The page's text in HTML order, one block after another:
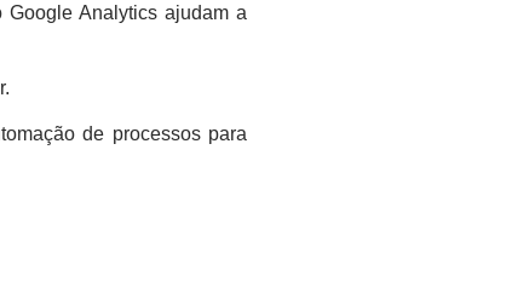
Google Analytics ajudam a
de processos para